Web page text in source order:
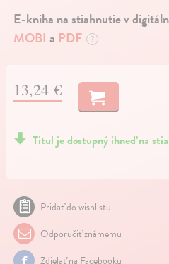
E-kniha na stiahnutie v
MOBI a PDF ?
13,24 €
Titul je dostupný ihneď na
Pridať do wishlistu
Odporučiť známemu
Zdielať na Facebooku